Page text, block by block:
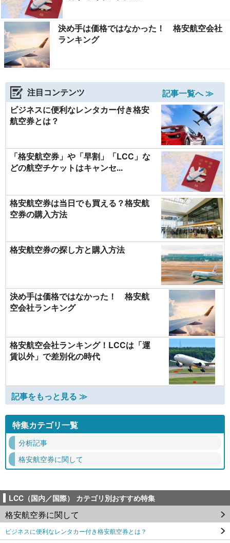
決め手は価格ではなかった！ 格安航空会社
ランキング
注目コンテンツ
記事一覧へ ≫
ビジネスに便利なレンタカー付き格安
航空券とは？
「格安航空券」や「早割」「LCC」な
どの航空チケットはキャンセ...
格安航空券は当日でも買える？格安航
空券の購入方法
格安航空券の探し方と購入方法
決め手は価格ではなかった！ 格安航
空会社ランキング
格安航空会社ランキング！LCCは「運
賃以外」で差別化の時代
記事をもっと見る ≫
特集カテゴリ一覧
分析記事
格安航空券に関して
LCC（国内／国際） カテゴリ別おすすめ特集
格安航空券に関して
ビジネスに便利なレンタカー付き格安航空券とは？